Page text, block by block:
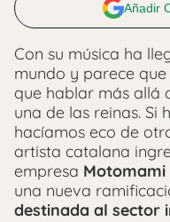
Añadir
Con su música ha
mundo y parece que
que hablar más allá
una de las reinas. Si
hacíamos eco de
artista catalana
empresa Motomami
una nueva
destinada al sector